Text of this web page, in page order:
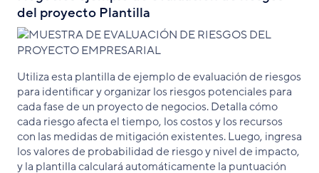
del proyecto Plantilla
Utiliza esta plantilla de ejemplo de evaluación de riesgos
para identificar y organizar los riesgos potenciales para
cada fase de un proyecto de negocios. Detalla cómo
cada riesgo afecta el tiempo, los costos y los recursos
con las medidas de mitigación existentes. Luego, ingresa
los valores de probabilidad de riesgo y nivel de impacto,
y la plantilla calculará automáticamente la puntuación